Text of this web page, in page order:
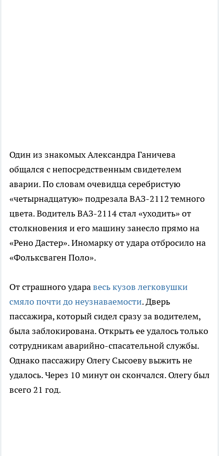
Один из знакомых Александра Ганичева
общался с непосредственным свидетелем
аварии. По словам очевидца серебристую
«четырнадцатую» подрезала ВАЗ-2112 темного
цвета. Водитель ВАЗ-2114 стал «уходить» от
столкновения и его машину занесло прямо на
«Рено Дастер». Иномарку от удара отбросило на
«Фольксваген Поло».
От страшного ударавесь кузов легковушки
смяло почти до неузнаваемости. Дверь
пассажира, который сидел сразу за водителем,
была заблокирована. Открыть ее удалось только
сотрудникам аварийно-спасательной службы.
Однако пассажиру Олегу Сысоеву выжить не
удалось. Через 10 минут он скончался. Олегу был
всего 21 год.